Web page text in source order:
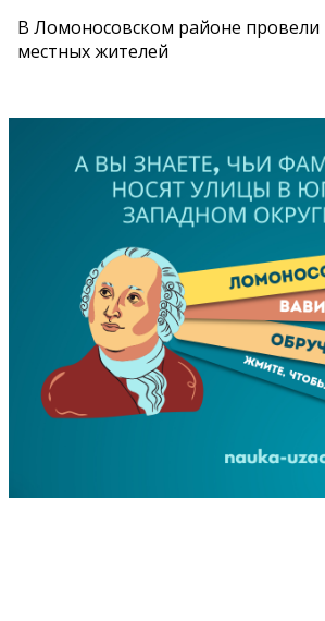
В Ломоносовском районе провели
местных жителей